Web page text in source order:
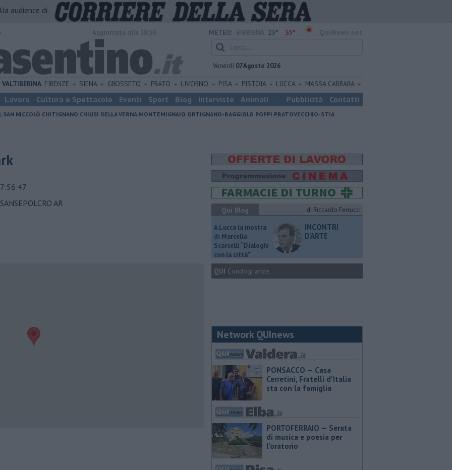
audience di
METEO: 23° 35°
Venerdì 07 Agosto 2026
VALTIBERINA FIRENZE SIENA GROSSETO PRATO LIVORNO PISA PISTOIA LUCCA MASSA CARRARA
Lavoro Cultura e Spettacolo Eventi Sport Blog Interviste Animali Pubblicità Contatti
SAN NICCOLÒ CHITIGNANO CHIUSI DELLA VERNA MONTEMIGNAIO ORTIGNANO-RAGGIOLO POPPI PRATOVECCHIO-STIA
AR
Qui Blog di Riccardo Ferrucci
A Lucca la mostra
di Marcello
Scarselli “Dialoghi
con la città"
INCONTRI
D'ARTE
QUI Condoglianze
Network QUInews
PONSACCO — Casa
Cerretini, Fratelli d'Italia
sta con la famiglia
PORTOFERRAIO — Serata
di musica e poesia per
l'oratorio